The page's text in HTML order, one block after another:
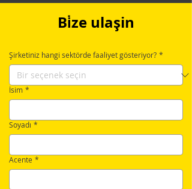
Bi̇ze ulaşin
Şirketiniz hangi sektörde faaliyet gösteriyor? *
İsim *
Soyadı *
Acente *